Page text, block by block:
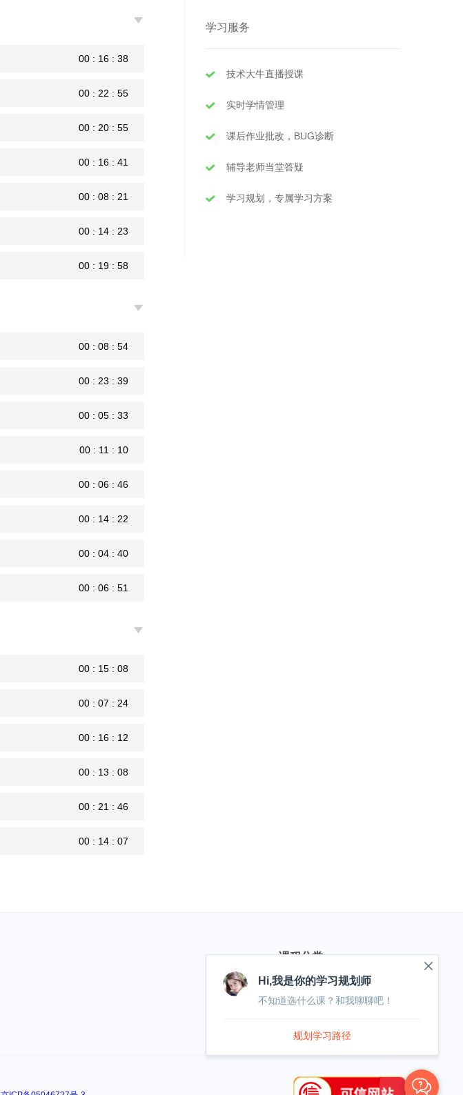
00 : 16 : 38
00 : 22 : 55
00 : 20 : 55
00 : 16 : 41
00 : 08 : 21
00 : 14 : 23
00 : 19 : 58
00 : 08 : 54
00 : 23 : 39
00 : 05 : 33
00 : 11 : 10
00 : 06 : 46
00 : 14 : 22
00 : 04 : 40
00 : 06 : 51
00 : 15 : 08
00 : 07 : 24
00 : 16 : 12
00 : 13 : 08
00 : 21 : 46
00 : 14 : 07
学习服务
技术大牛直播授课
实时学情管理
课后作业批改，BUG诊断
辅导老师当堂答疑
学习规划，专属学习方案
课程分类
Hi,我是你的学习规划师
不知道选什么课？和我聊聊吧！
规划学习路径